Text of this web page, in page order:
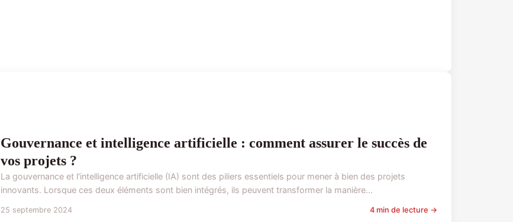
Gouvernance et intelligence artificielle : comment assurer le succès de
vos projets ?
La gouvernance et l'intelligence artificielle (IA) sont des piliers essentiels pour mener à bien des projets
innovants. Lorsque ces deux éléments sont bien intégrés, ils peuvent transformer la manière...
25 septembre 2024 4 min de lecture →